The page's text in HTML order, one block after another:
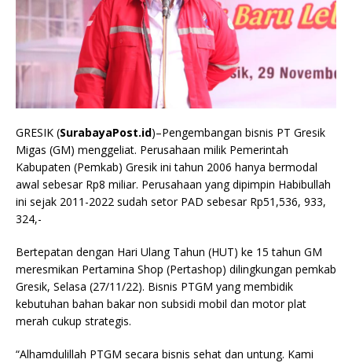
GRESIK (SurabayaPost.id)–Pengembangan bisnis PT Gresik
Migas (GM) menggeliat. Perusahaan milik Pemerintah
Kabupaten (Pemkab) Gresik ini tahun 2006 hanya bermodal
awal sebesar Rp8 miliar. Perusahaan yang dipimpin Habibullah
ini sejak 2011-2022 sudah setor PAD sebesar Rp51,536, 933,
324,-
Bertepatan dengan Hari Ulang Tahun (HUT) ke 15 tahun GM
meresmikan Pertamina Shop (Pertashop) dilingkungan pemkab
Gresik, Selasa (27/11/22). Bisnis PTGM yang membidik
kebutuhan bahan bakar non subsidi mobil dan motor plat
merah cukup strategis.
“Alhamdulillah PTGM secara bisnis sehat dan untung. Kami